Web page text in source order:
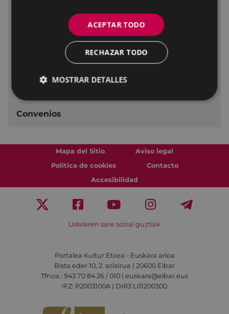
El euskera en Eibar
Aprende euskera
Convenios
Mapa del Sitio
Aviso legal
Política de cookies
Contacto
Accesibilidad
Udalaren sare sozial guztiak
Portalea Kultur Etxea - Euskara arloa
Bista eder 10, 2. solairua | 20600 Eibar
Tfnoa.: 943 70 84 26 / 010 | euskara@eibar.eus
IFZ: P2003100A | DIR3 L01200300
ACEPTAR TODO
RECHAZAR TODO
MOSTRAR DETALLES